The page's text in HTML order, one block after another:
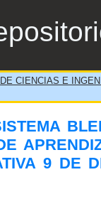
DE CIENCIAS E
9 DE